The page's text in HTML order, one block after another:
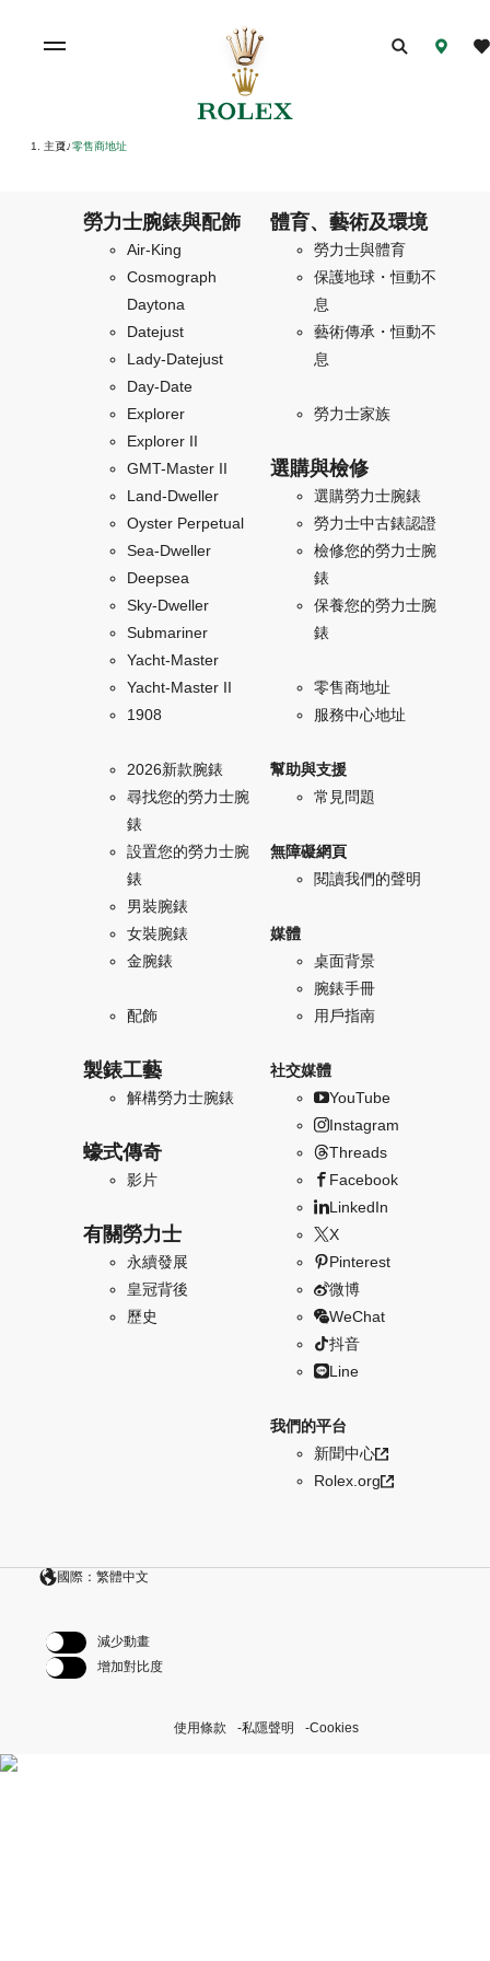
主頁/ 零售商地址
勞力士腕錶與配飾
Air-King
Cosmograph
Daytona
Datejust
Lady-Datejust
Day-Date
Explorer
Explorer II
GMT-Master II
Land-Dweller
Oyster Perpetual
Sea-Dweller
Deepsea
Sky-Dweller
Submariner
Yacht-Master
Yacht-Master II
1908
2026新款腕錶
尋找您的勞力士腕
錶
設置您的勞力士腕
錶
男裝腕錶
女裝腕錶
金腕錶
配飾
製錶工藝
解構勞力士腕錶
蠔式傳奇
影片
有關勞力士
永續發展
皇冠背後
歷史
體育、藝術及環境
勞力士與體育
保護地球・恒動不
息
藝術傳承・恒動不
息
勞力士家族
選購與檢修
選購勞力士腕錶
勞力士中古錶認證
檢修您的勞力士腕
錶
保養您的勞力士腕
錶
零售商地址
服務中心地址
幫助與支援
常見問題
無障礙網頁
閱讀我們的聲明
媒體
桌面背景
腕錶手冊
用戶指南
社交媒體
YouTube
Instagram
Threads
Facebook
LinkedIn
X
Pinterest
微博
WeChat
抖音
Line
我們的平台
新聞中心
Rolex.org
國際：繁體中文
減少動畫
增加對比度
使用條款 私隱聲明 Cookies